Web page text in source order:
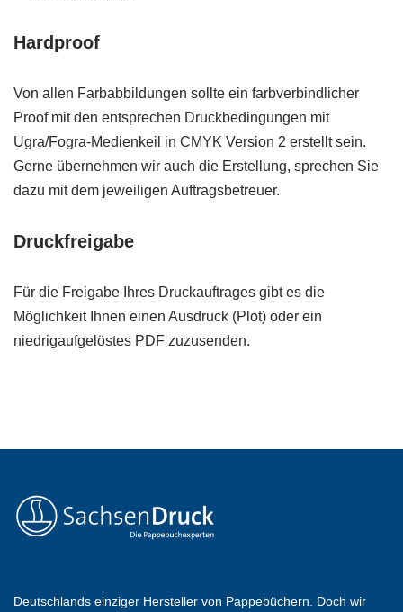
Hardproof
Von allen Farbabbildungen sollte ein farbverbindlicher
Proof mit den entsprechen Druckbedingungen mit
Ugra/Fogra-Medienkeil in CMYK Version 2 erstellt sein.
Gerne übernehmen wir auch die Erstellung, sprechen Sie
dazu mit dem jeweiligen Auftragsbetreuer.
Druckfreigabe
Für die Freigabe Ihres Druckauftrages gibt es die
Möglichkeit Ihnen einen Ausdruck (Plot) oder ein
niedrigaufgelöstes PDF zuzusenden.
Deutschlands einziger Hersteller von Pappebüchern. Doch wir